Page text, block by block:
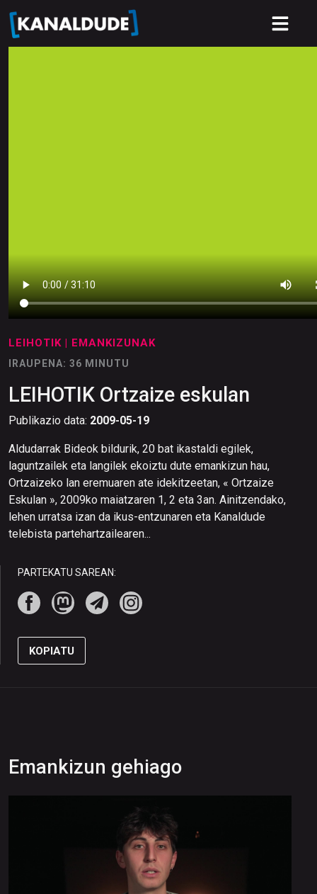
LEIHOTIK | EMANKIZUNAK
IRAUPENA: 36 MINUTU
LEIHOTIK Ortzaize eskulan
Publikazio data: 2009-05-19
Aldudarrak Bideok bildurik, 20 bat ikastaldi egilek,
laguntzailek eta langilek ekoiztu dute emankizun hau,
Ortzaizeko lan eremuaren ate idekitzeetan, « Ortzaize
Eskulan », 2009ko maiatzaren 1, 2 eta 3an. Ainitzendako,
lehen urratsa izan da ikus-entzunaren eta Kanaldude
telebista partehartzailearen...
PARTEKATU SAREAN:
KOPIATU
Emankizun gehiago